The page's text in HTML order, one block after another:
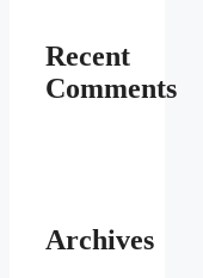
Recent
Comments
Archives